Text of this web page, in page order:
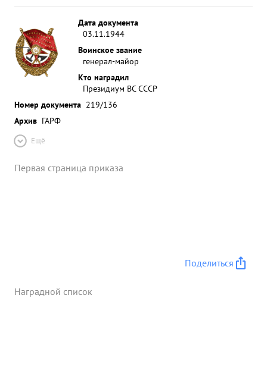
Дата документа
03.11.1944
Воинское звание
генерал-майор
Кто наградил
Президиум ВС СССР
Номер документа 219/136
Архив ГАРФ
Ещё
Первая страница приказа
Поделиться
Наградной список